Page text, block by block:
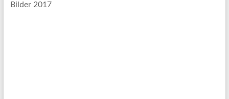
Bilder 2017